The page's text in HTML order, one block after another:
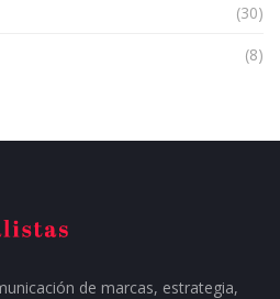
(30)
(8)
de marcas, estrategia,